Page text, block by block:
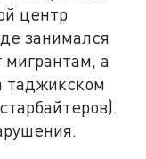
центр
занимался
мигрантам, а
таджикском